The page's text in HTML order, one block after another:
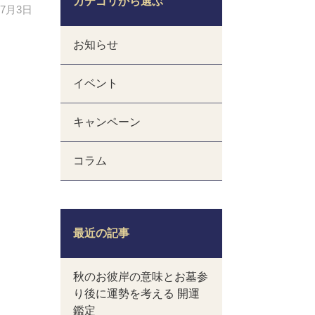
月3日
お知らせ
イベント
キャンペーン
コラム
最近の記事
秋のお彼岸の意味とお墓参
り後に運勢を考える 開運
鑑定